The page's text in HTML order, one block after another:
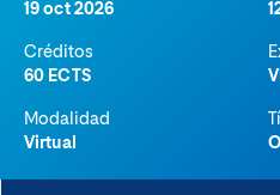
19 oct 2026
Créditos
60 ECTS
Modalidad
Virtual